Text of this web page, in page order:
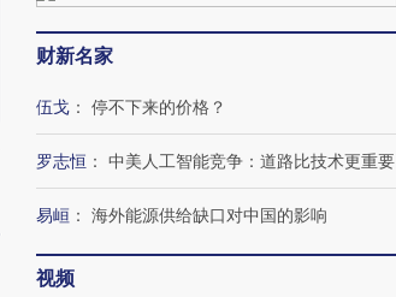
财新名家
伍戈 ： 停不下来的价格？
罗志恒 ： 中美人工智能竞争：道路比技术更重要
易峘 ： 海外能源供给缺口对中国的影响
视频